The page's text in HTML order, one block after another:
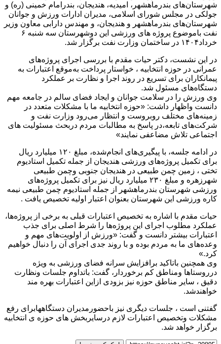
شهرستان‌های بندرماهشهر، امیدیه، هندیجان، بندرامام خمینی (ره) و
جولکی در مجلس شورای اسلامی، مدیران ادارات ورزش و جوانان
شهرستان‌های بندرماهشهر و هندیجان، و مهندس دارابی معاون وزیر
نفت باموضوع پروژه های ورزشی این دوشهرستان سه شنبه ۶
خرداد۱۴۰۴ در ساختمان وزارت نفت برگزار شد.
در این نشست، دکتر حیات مقدم با بررسی اجرای پروژه‌های
عمرانی در حوزه انتخابیه ، خواستار پرداخت به‌موقع اعتبارات به
پیمانکاران برای تسریع در روند اجرا و نظارت بر عملکرد
دستگاه‌های مسئول شد.
وی ورزش را در سلامت جوانان و ایجاد فضای سالم در جامعه مهم
دانست واظهار داشت: «حوزه انتخابیه ما با مشکلات متعدد در
زمینه‌های مختلف روبروست و انتظار می‌رود وزارت نفت و
شرکت‌های تابعه،در پاسخ به مطالبات مردم دربحث مسئولیت های
اجتماعی تلاش مضاعفی نمایند»
در ادامه جلسه، با پیگیری‌های انجام‌شده، مبلغ ۱۲۰ میلیارد ریال
برای تکمیل پروژه‌های ورزشی هندیجان از جمله تکمیل استادیوم
تختی ، زمین چمن طبیعی در هندیجان جنوبی وچمن طبیعی
شهرزهره و مبلغ ۲۳۰ میلیارد ریال نیز برای تکمیل پروژه‌های
ورزشی شهرستان بندرماهشهر از جمله استادیوم چمن طبیعی نیمه
کاره ورزشی این شهرستان بعنوان اعتبار اولیه تخصیص یافت .
حیات مقدم با اشاره به تخصیص اعتبارات قبلی به برخی از پروژه‌ها،
عملکرد مطلوب اجرای این پروژه‌ها را شرط اصلی برای جذب
اعتبارات بیشتر دانست و گفت: «ورزش از اولویت‌های مهم و
وعده‌های ما به مردم بوده و با روند جدی اجرای آن را دنبال خواهیم
کرد.»
وی همچنین باتاکید برافزایش سرانه فضای ورزشی به ویژه
درروستاها ومناطق کم برخوردار، گفت: باتداوم جلسات ونظارت
دقیق ، سایر مناطق حوزه نیز بزودی ازاین اعتبارات بهره مند
خواهندشد.
گفتنی است ، جلسات دیگری نیز باحضورمدیران دستگاههابرای رفع
مشکلات وتخصیص اعتبارات لازم درسایربخش های حوزه ی انتخابیه
برگزار خواهد شد.